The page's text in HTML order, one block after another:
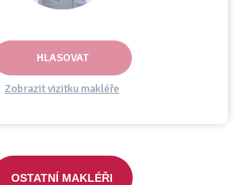
HLASOVAT
Zobrazit vizitku makléře
OSTATNÍ MAKLÉŘI